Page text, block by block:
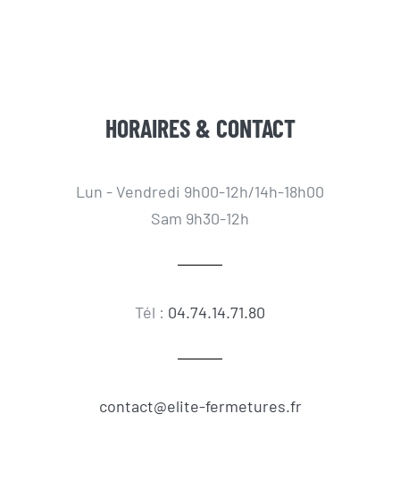
HORAIRES & CONTACT
Lun - Vendredi 9h00-12h/14h-18h00
Sam 9h30-12h
Tél : 04.74.14.71.80
contact@elite-fermetures.fr